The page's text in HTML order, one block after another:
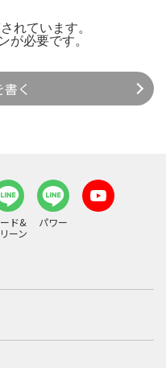
れています。
が必要です。
く
ド&
ーン
パワー